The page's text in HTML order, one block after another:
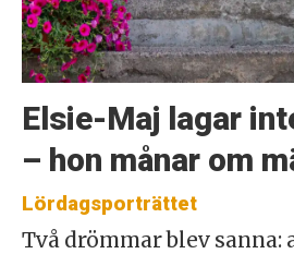
Elsie-Maj lagar
– hon månar om
Lördagsporträttet
Två drömmar blev sanna: